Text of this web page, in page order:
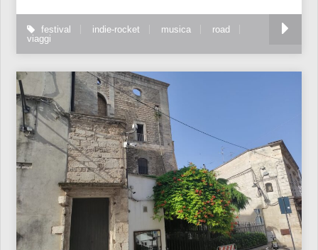
festival indie-rocket musica
road
viaggi